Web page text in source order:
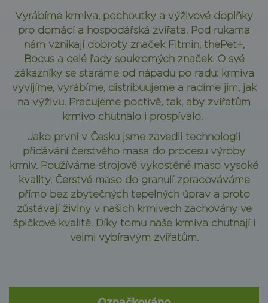
Vyrábíme krmiva, pochoutky a výživové doplňky
pro domácí a hospodářská zvířata. Pod rukama
nám vznikají dobroty značek Fitmin, thePet+,
Bocus a celé řady soukromých značek. O své
zákazníky se staráme od nápadu po radu: krmiva
vyvíjíme, vyrábíme, distribuujeme a radíme jim, jak
na výživu. Pracujeme poctivě, tak, aby zvířatům
krmivo chutnalo i prospívalo.
Jako první v Česku jsme zavedli technologii
přidávání čerstvého masa do procesu výroby
krmiv. Používáme strojově vykostěné maso vysoké
kvality. Čerstvé maso do granulí zpracováváme
přímo bez zbytečných tepelných úprav a proto
zůstávají živiny v našich krmivech zachovány ve
špičkové kvalitě. Díky tomu naše krmiva chutnají i
velmi vybíravým zvířatům.